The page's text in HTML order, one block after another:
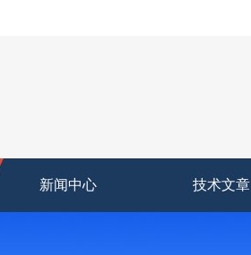
新闻中心 技术文章